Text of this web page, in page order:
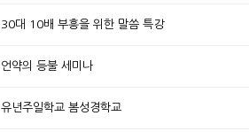
30대 10배 부흥을 위한 말씀 특강
언약의 등불 세미나
유년주일학교 봄성경학교